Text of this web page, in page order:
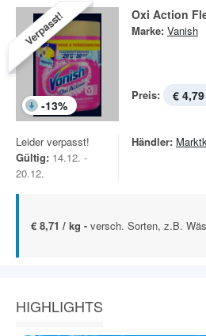
Verpasst!
-13%
Oxi Action
Marke: Vanish
Preis: € 4,79
Leider verpasst!
Gültig: 14.12. -
20.12.
Händler:
€ 8,71 / kg - versch. Sorten, z.B.
HIGHLIGHTS